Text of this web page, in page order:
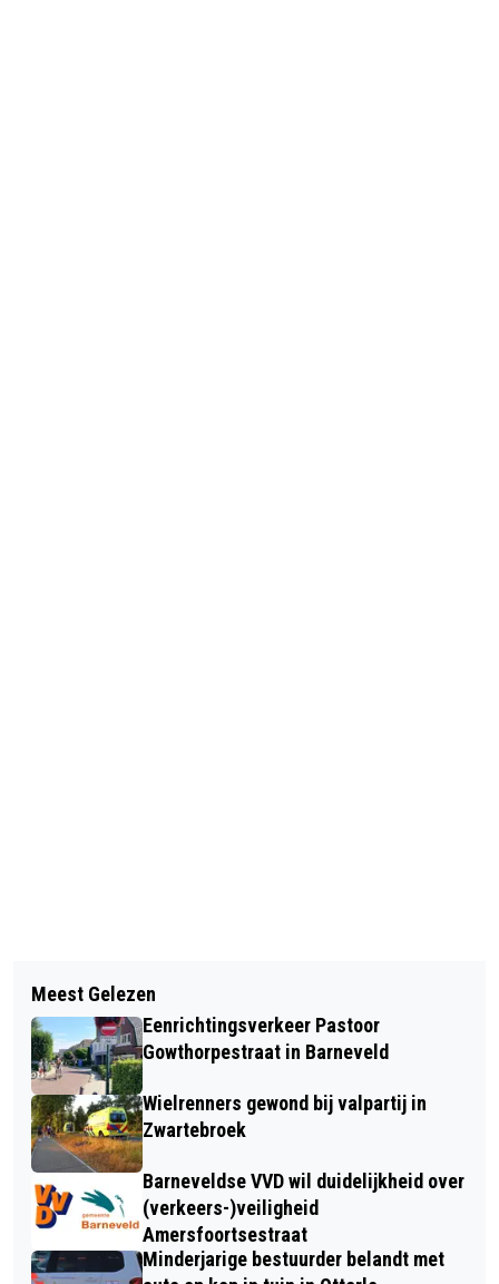
TWEE BRUGGEN STOUTENBURGERWEG
WORDEN VERVANGEN
UPDATE- GRATIS
TANDARTSBEHANDELING VOOR
KLANTEN VOEDSELBANK IN
VOORTHUIZEN
Meest Gelezen
Eenrichtingsverkeer Pastoor
Gowthorpestraat in Barneveld
Wielrenners gewond bij valpartij in
Zwartebroek
Barneveldse VVD wil duidelijkheid over
(verkeers-)veiligheid
Amersfoortsestraat
Minderjarige bestuurder belandt met